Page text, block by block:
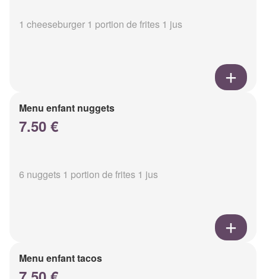
1 cheeseburger 1 portion de frites 1 jus
Menu enfant nuggets
7.50 €
6 nuggets 1 portion de frites 1 jus
Menu enfant tacos